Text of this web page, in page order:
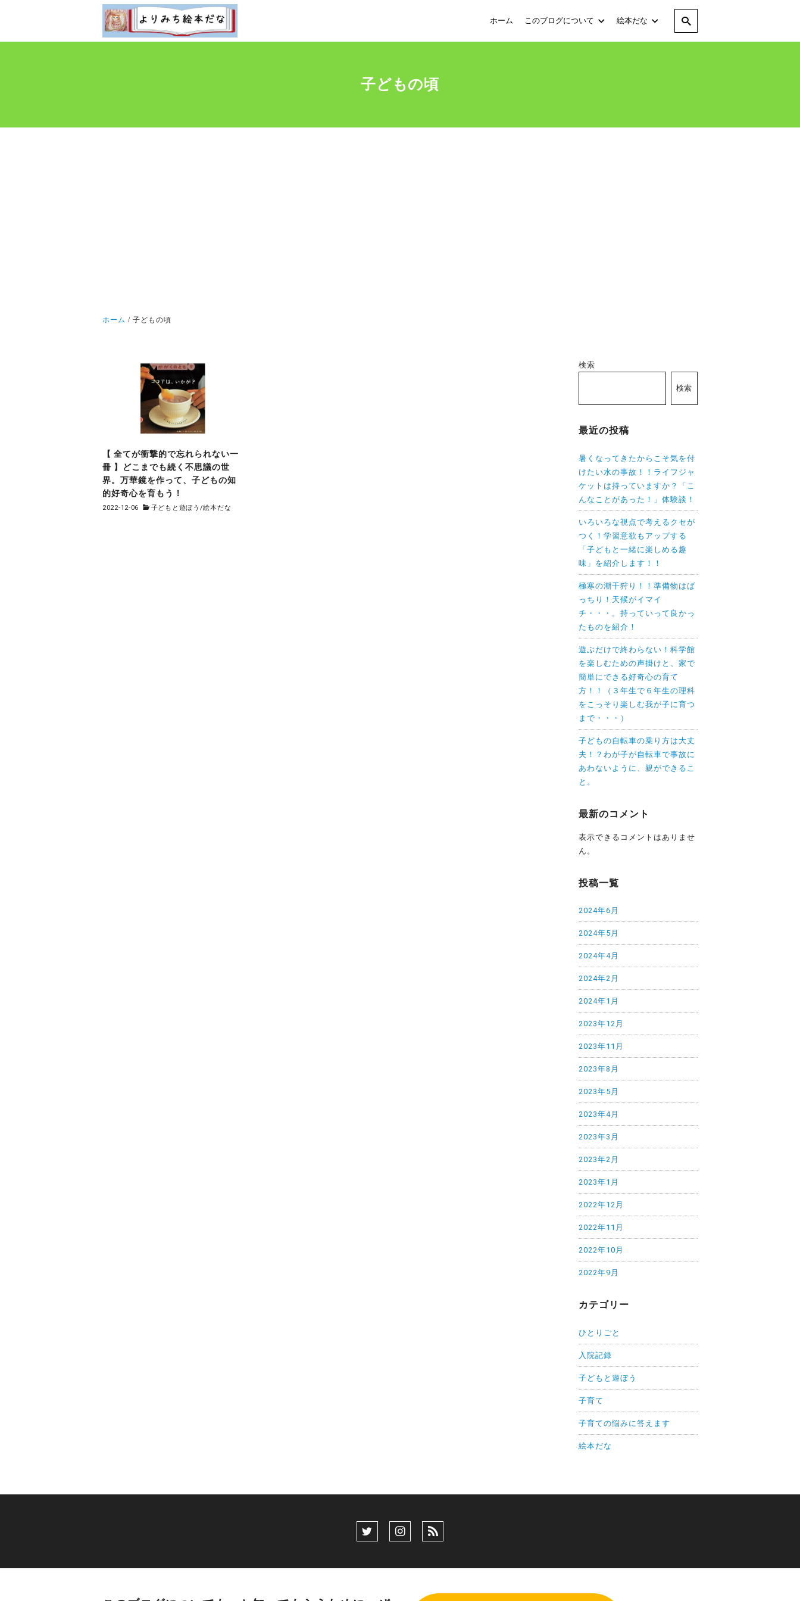
ホーム このブログについて 絵本だな
子どもの頃
ホーム 子どもの頃
【 全てが衝撃的で忘れられない一
冊 】どこまでも続く不思議の世
界。万華鏡を作って、子どもの知
的好奇心を育もう！
2022-12-06 子どもと遊ぼう /絵本だな
検索
検索
最近の投稿
暑くなってきたからこそ気を付
けたい水の事故！！ライフジャ
ケットは持っていますか？「こ
んなことがあった！」体験談！
いろいろな視点で考えるクセが
つく！学習意欲もアップする
「子どもと一緒に楽しめる趣
味」を紹介します！！
極寒の潮干狩り！！準備物はば
っちり！天候がイマイ
チ・・・。持っていって良かっ
たものを紹介！
遊ぶだけで終わらない！科学館
を楽しむための声掛けと、家で
簡単にできる好奇心の育て
方！！（３年生で６年生の理科
をこっそり楽しむ我が子に育つ
まで・・・）
子どもの自転車の乗り方は大丈
夫！？わが子が自転車で事故に
あわないように、親ができるこ
と。
最新のコメント
表示できるコメントはありませ
ん。
投稿一覧
2024年6月
2024年5月
2024年4月
2024年2月
2024年1月
2023年12月
2023年11月
2023年8月
2023年5月
2023年4月
2023年3月
2023年2月
2023年1月
2022年12月
2022年11月
2022年10月
2022年9月
カテゴリー
ひとりごと
入院記録
子どもと遊ぼう
子育て
子育ての悩みに答えます
絵本だな